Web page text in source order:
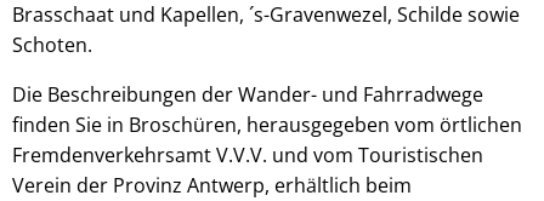
Brasschaat und Kapellen, ´s-Gravenwezel, Schilde sowie
Schoten.
Die Beschreibungen der Wander- und Fahrradwege
finden Sie in Broschüren, herausgegeben vom örtlichen
Fremdenverkehrsamt V.V.V. und vom Touristischen
Verein der Provinz Antwerp, erhältlich beim